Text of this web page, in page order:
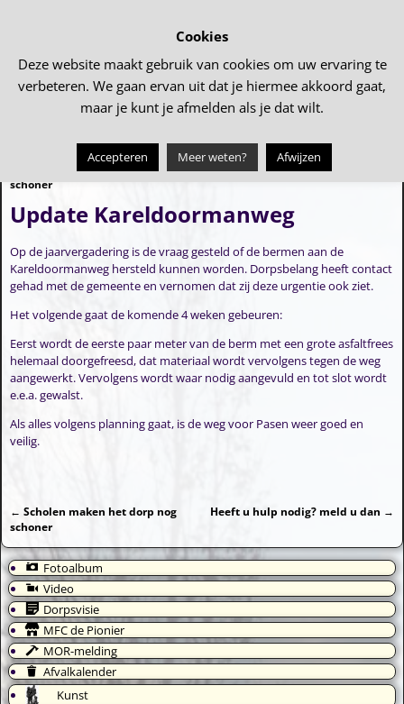
Bericht navigatie
Scholen maken het dorp nog
schoner
Heeft u hulp nodig? meld u dan
Update Kareldoormanweg
Op de jaarvergadering is de vraag gesteld of de bermen aan de
Kareldoormanweg hersteld kunnen worden. Dorpsbelang heeft contact
gehad met de gemeente en vernomen dat zij deze urgentie ook ziet.
Het volgende gaat de komende 4 weken gebeuren:
Eerst wordt de eerste paar meter van de berm met een grote asfaltfrees
helemaal doorgefreesd, dat materiaal wordt vervolgens tegen de weg
aangewerkt. Vervolgens wordt waar nodig aangevuld en tot slot wordt
e.e.a. gewalst.
Als alles volgens planning gaat, is de weg voor Pasen weer goed en
veilig.
Bericht navigatie
← Scholen maken het dorp nog
schoner
Heeft u hulp nodig? meld u dan →
Fotoalbum
Video
Dorpsvisie
MFC de Pionier
MOR-melding
Afvalkalender
Kunst
Cookies
Deze website maakt gebruik van cookies om uw ervaring te
verbeteren. We gaan ervan uit dat je hiermee akkoord gaat,
maar je kunt je afmelden als je dat wilt.
Accepteren Meer weten? Afwijzen